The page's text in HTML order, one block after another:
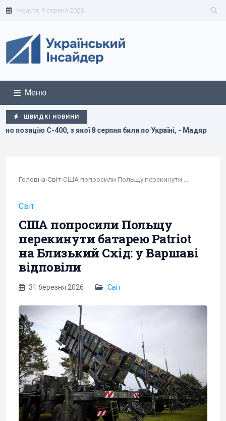
Неділя, 9 серпня 2026
Меню
ШВИДКІ НОВИНИ
якої 8 серпня били по Україні, - Мадяр Дві океанічні
Головна›Світ›
Світ
США попросили Польщу
перекинути батарею Patriot
на Близький Схід: у Варшаві
відповіли
31 березня 2026 Світ